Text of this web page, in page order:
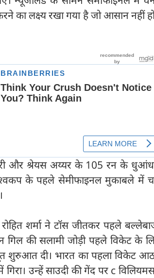
का लक्ष्य रखा गया है जो आसान नहीं
और श्रेयस अय्यर के 105 रन के
के पहले सेमीफाइनल मुकाबले में
शर्मा ने टॉस जीतकर पहले
गिल की सलामी जोड़ी पहले विकेट के
शुरुआत दी। भारत का पहला विकेट
उन्हें साउदी की गेंद पर c